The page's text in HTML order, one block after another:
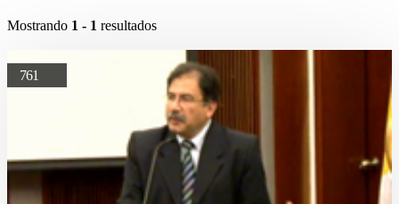
Mostrando 1 - 1 resultados
761